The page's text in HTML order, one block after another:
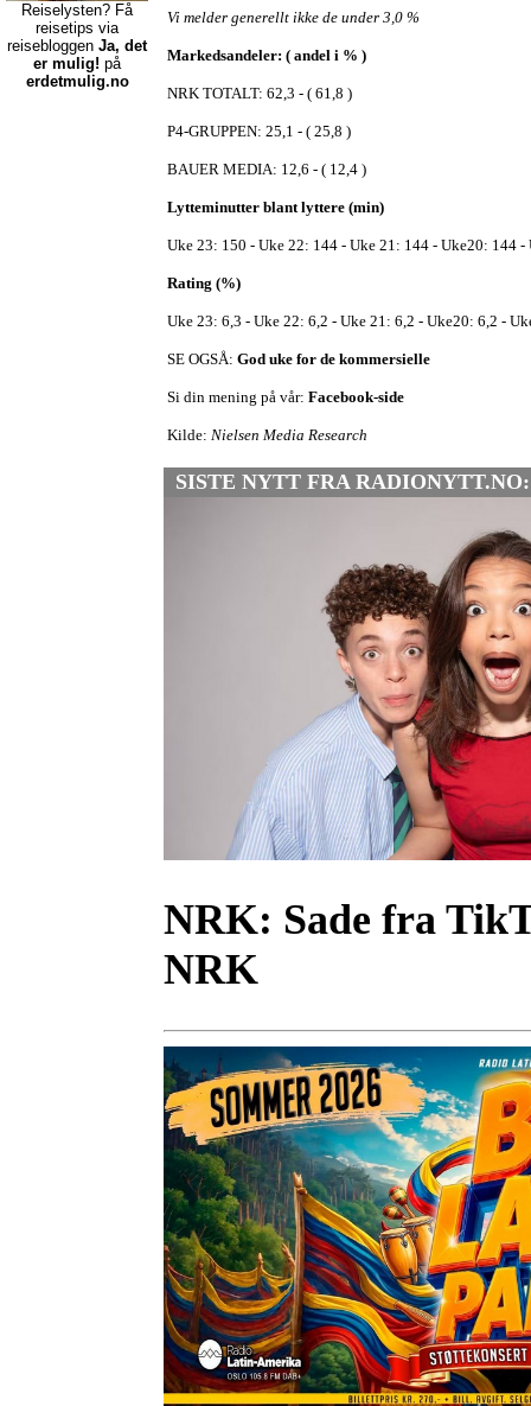
Reiselysten? Få
reisetips via
reisebloggen Ja, det
er mulig! på
erdetmulig.no
Vi melder generellt ikke de under 3,0 %
Markedsandeler: ( andel i % )
NRK TOTALT: 62,3 - ( 61,8 )
P4-GRUPPEN: 25,1 - ( 25,8 )
BAUER MEDIA: 12,6 - ( 12,4 )
Lytteminutter blant lyttere (min)
Uke 23: 150 - Uke 22: 144 - Uke 21: 144 - Uke20: 144 -
Rating (%)
Uke 23: 6,3 - Uke 22: 6,2 - Uke 21: 6,2 - Uke20: 6,2 -
SE OGSÅ: God uke for de kommersielle
Si din mening på vår: Facebook-side
Kilde: Nielsen Media Research
SISTE NYTT FRA RADIONYTT.NO:
NRK: Sade fra
NRK